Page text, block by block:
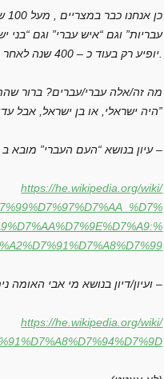
עבריות” וגם “איש עברי” וגם
מה זה/אלה עברי/עברים? ברור
היה ישראלי, או בן ישראל, אבל עדיין נשאר “עברי”
עיון בנושא “העם העברי” מובא ב –
https://he.wikipedia.org/wiki/
ועיון/דיון בנושא מי אבי האומה ניתן ב –
https://he.wikipedia.org/wiki/